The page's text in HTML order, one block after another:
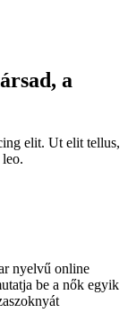
a
elit. Ut elit tellus,
nyelvű online
be a nők egyik